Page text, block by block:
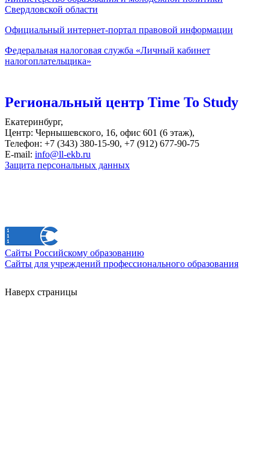
Свердловской области
Официальный интернет-портал правовой информации
Федеральная налоговая служба «Личный кабинет
налогоплательщика»
Региональный центр Time To Study
Екатеринбург,
Центр: Чернышевского, 16, офис 601 (6 этаж),
Телефон: +7 (343) 380-15-90, +7 (912) 677-90-75
E-mail: info@ll-ekb.ru
Защита персональных данных
Сайты Российскому образованию
Сайты для учреждений профессионального образования
Наверх страницы